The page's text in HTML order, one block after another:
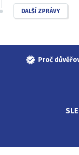
DALŠÍ ZPRÁVY
Proč